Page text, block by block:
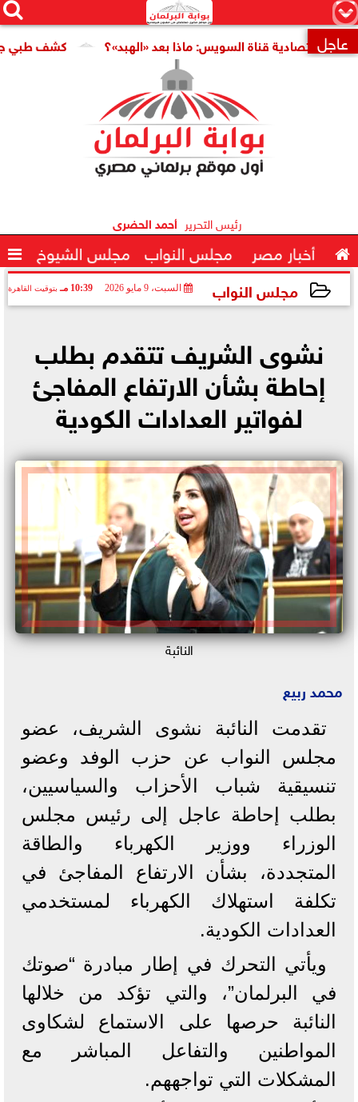
×


 عاجل كشف طبي جديد قناة السويس: ماذا بعد «الهبد»؟
رئيس التحرير أحمد الحضرى
 أخبار مصر مجلس النواب مجلس الشيوخ 
مجلس النواب السبت، 9 مايو 2026 10:39 مـ بتوقيت القاهرة
نشوى الشريف تتقدم بطلب
إحاطة بشأن الارتفاع المفاجئ
لفواتير العدادات الكودية
النائبة
محمد ربيع
تقدمت النائبة نشوى الشريف، عضو
مجلس النواب عن حزب الوفد وعضو
تنسيقية شباب الأحزاب والسياسيين،
بطلب إحاطة عاجل إلى رئيس مجلس
الوزراء ووزير الكهرباء والطاقة
المتجددة، بشأن الارتفاع المفاجئ في
تكلفة استهلاك الكهرباء لمستخدمي
العدادات الكودية.
ويأتي التحرك في إطار مبادرة “صوتك
في البرلمان”، والتي تؤكد من خلالها
النائبة حرصها على الاستماع لشكاوى
المواطنين والتفاعل المباشر مع
المشكلات التي تواجههم.